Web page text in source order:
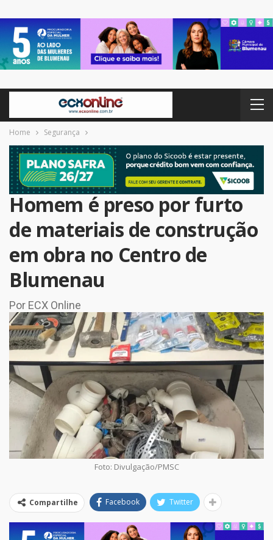
Home Segurança
Homem é preso por furto
de materiais de construção
em obra no Centro de
Blumenau
Por ECX Online
Foto: Divulgação/PMSC
Compartilhe Facebook Twitter